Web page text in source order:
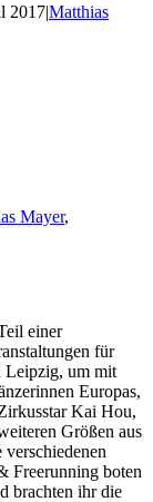
2017|Matthias
Mayer,
einer
für
Leipzig, um mit
Europas,
Kai Hou,
Größen aus
Freerunning boten
brachten ihr die